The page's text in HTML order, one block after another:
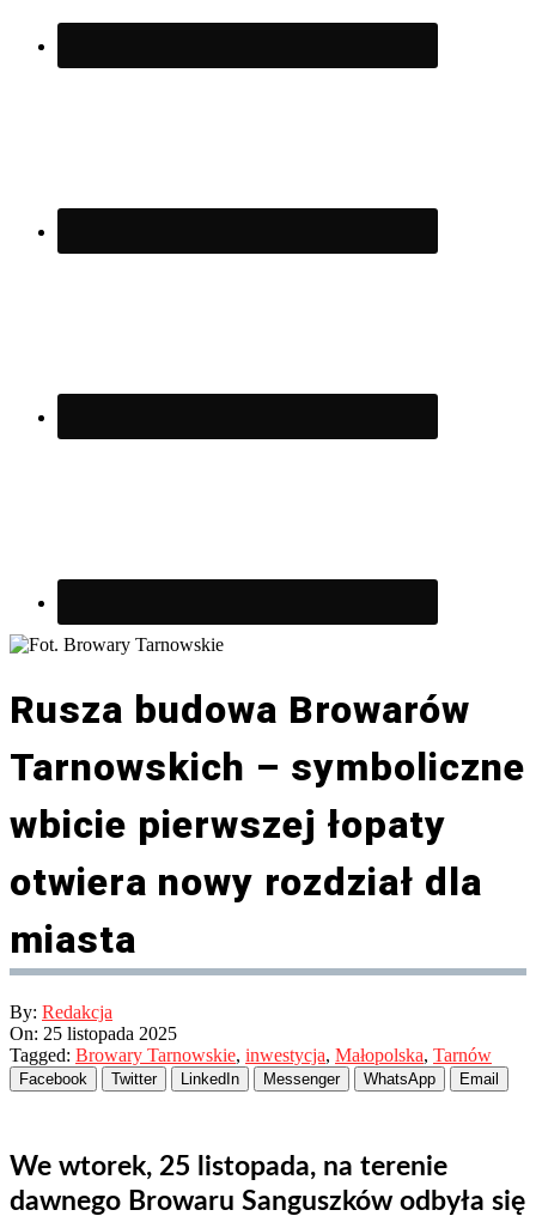
Rusza budowa Browarów
Tarnowskich – symboliczne
wbicie pierwszej łopaty
otwiera nowy rozdział dla
miasta
By: Redakcja
On: 25 listopada 2025
Tagged: Browary Tarnowskie, inwestycja, Małopolska, Tarnów
Facebook Twitter LinkedIn Messenger WhatsApp Email
We wtorek, 25 listopada, na terenie
dawnego Browaru Sanguszków odbyła się